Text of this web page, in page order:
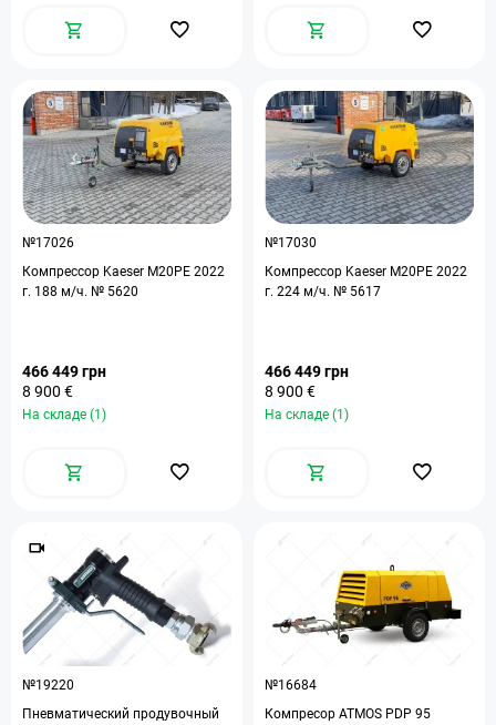
№17026
Компрессор Kaeser M20PE 2022
г. 188 м/ч. № 5620
466 449 грн
8 900 €
На складе (1)
№17030
Компрессор Kaeser M20PE 2022
г. 224 м/ч. № 5617
466 449 грн
8 900 €
На складе (1)
№19220
Пневматический продувочный
№16684
Компресор ATMOS PDP 95